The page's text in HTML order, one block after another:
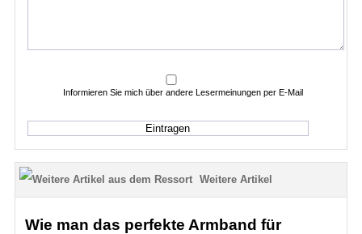
Informieren Sie mich über andere Lesermeinungen per E-Mail
Weitere Artikel
Wie man das perfekte Armband für